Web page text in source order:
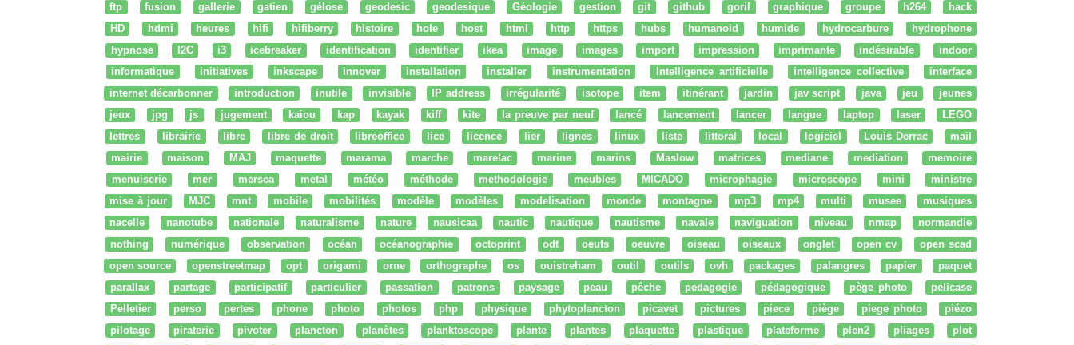
ftp
fusion gallerie gatien gélose geodesic geodesique Géologie gestion git github goril graphique groupe h264
hack
HD
hdmi heures hifi hifiberry histoire hole host html http https hubs humanoid humide hydrocarbure
hydrophone
hypnose
I2C i3 icebreaker identification identifier ikea image images import impression imprimante indésirable
indoor
informatique
initiatives inkscape innover installation installer instrumentation Intelligence artificielle intelligence collective
interface
internet décarbonner
introduction inutile invisible IP address irrégularité isotope item itinérant jardin jav script java jeu
jeunes
jeux
jpg js jugement kaiou kap kayak kiff kite la preuve par neuf lancé lancement lancer langue laptop laser
LEGO
lettres
librairie libre libre de droit libreoffice lice licence lier lignes linux liste littoral local logiciel Louis Derrac
mail
mairie
maison MAJ maquette marama marche marelac marine marins Maslow matrices mediane mediation
memoire
menuiserie
mer mersea metal météo méthode methodologie meubles MICADO microphagie microscope mini
ministre
mise à jour
MJC mnt mobile mobilités modèle modèles modelisation monde montagne mp3 mp4 multi musee
musiques
nacelle
nanotube nationale naturalisme nature nausicaa nautic nautique nautisme navale naviguation niveau nmap
normandie
nothing
numérique observation océan océanographie octoprint odt oeufs oeuvre oiseau oiseaux onglet open cv
open scad
open source
openstreetmap opt origami orne orthographe os ouistreham outil outils ovh packages palangres papier
paquet
parallax
partage participatif particulier passation patrons paysage peau pêche pedagogie pédagogique pège photo
pelicase
Pelletier
perso pertes phone photo photos php physique phytoplancton picavet pictures piece piège piege photo
piézo
pilotage
piraterie pivoter plancton planètes planktoscope plante plantes plaquette plastique plateforme plen2 pliages
plot